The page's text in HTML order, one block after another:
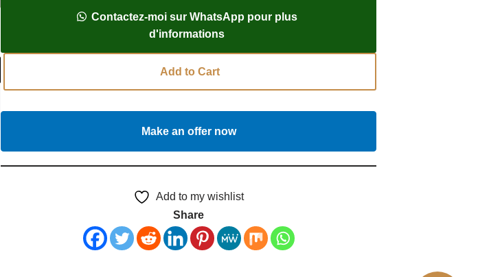
Contactez-moi sur WhatsApp pour plus
d'informations
Add to Cart
Make an offer now
Add to my wishlist
Share